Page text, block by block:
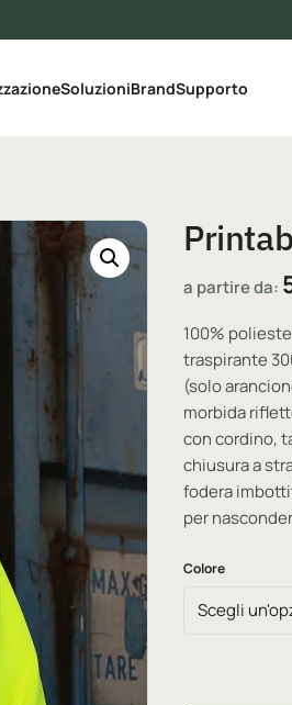
del catalogo
SoluzioniBrandSupporto
a partire da:
100%
traspirante
(solo
morbida
con cordino,
chiusura a
fodera
per
Colore